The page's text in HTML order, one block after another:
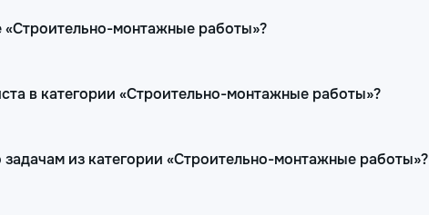
«Строительно-монтажные работы»?
в категории «Строительно-монтажные работы»?
задачам из категории «Строительно-монтажные работы»?